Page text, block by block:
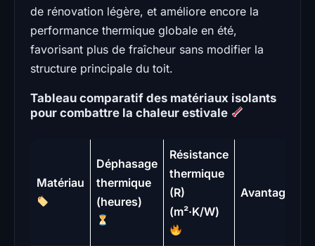
de rénovation légère, et améliore encore la
performance thermique globale en été,
favorisant plus de fraîcheur sans modifier la
structure principale du toit.
Tableau comparatif des matériaux isolants
pour combattre la chaleur estivale
Matériau
Déphasage
thermique
(heures)
Résistance
thermique
(R)
(m²·K/W)
Avantages